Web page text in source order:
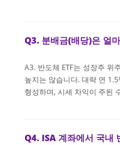
Q3. 분배금(배당)은 얼
A3. 반도체 ETF는 성장주 위
높지는 않습니다. 대략 연
형성하며, 시세 차익이 주된
Q4. ISA 계좌에서 국내